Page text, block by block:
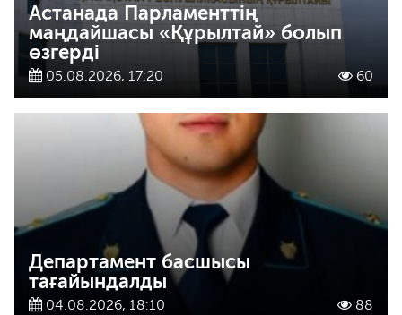
Астанада Парламенттің
маңдайшасы «Құрылтай» болып
өзгерді
05.08.2026, 17:20 60
Департамент басшысы
тағайындалды
04.08.2026, 18:10 88